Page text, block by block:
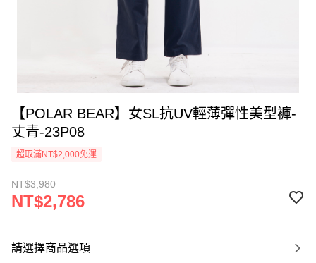
【POLAR BEAR】女SL抗UV輕薄彈性美型褲-
丈青-23P08
超取滿NT$2,000免運
NT$3,980
NT$2,786
請選擇商品選項